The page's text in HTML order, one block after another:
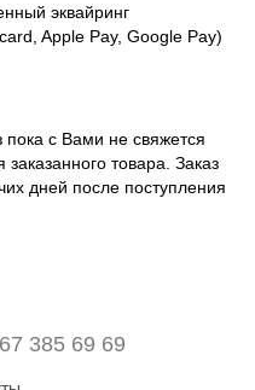
эквайринг
Apple Pay, Google Pay)
пока с Вами не свяжется
товара. Заказ
дней после поступления
385 69 69